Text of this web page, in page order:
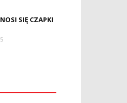
SIĘ CZAPKI